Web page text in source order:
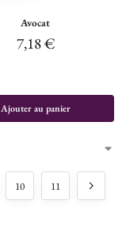
Avocat
7,18€
Ajouter au panier
10 11